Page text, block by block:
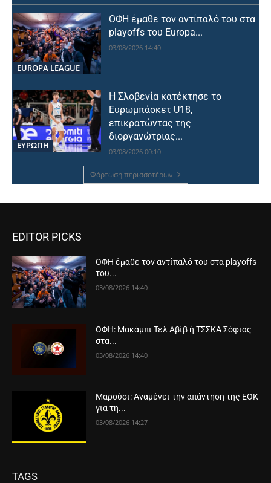
EUROPA LEAGUE
ΟΦΗ έμαθε τον αντίπαλό του στα
playoffs του Europa...
03/08/2026 14:40
ΕΥΡΩΠΗ
Η Σλοβενία κατέκτησε το
Ευρωμπάσκετ U18,
επικρατώντας της
διοργανώτριας...
03/08/2026 00:10
Φόρτωση περισσοτέρων
EDITOR PICKS
ΟΦΗ έμαθε τον αντίπαλό του στα playoffs
του...
03/08/2026 14:40
ΟΦΗ: Μακάμπι Τελ Αβίβ ή ΤΣΣΚΑ Σόφιας
στα...
03/08/2026 14:40
Μαρούσι: Αναμένει την απάντηση της ΕΟΚ
για τη...
03/08/2026 14:27
TAGS